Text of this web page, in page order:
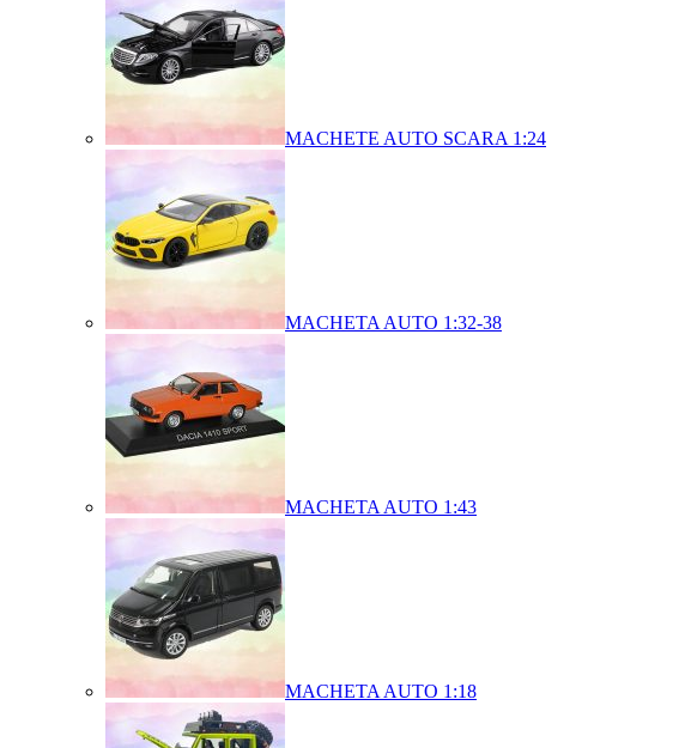
MACHETE AUTO SCARA 1:24
MACHETA AUTO 1:32-38
MACHETA AUTO 1:43
MACHETA AUTO 1:18